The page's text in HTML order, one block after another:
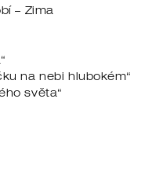
– Zima
na nebi hlubokém“
světa“